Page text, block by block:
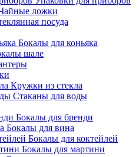
ложки
посуда
Бокалы для коньяка
шале
Кружки из стекла
Стаканы для воды
Бокалы для бренди
Бокалы для вина
Бокалы для коктейлей
Бокалы для мартини